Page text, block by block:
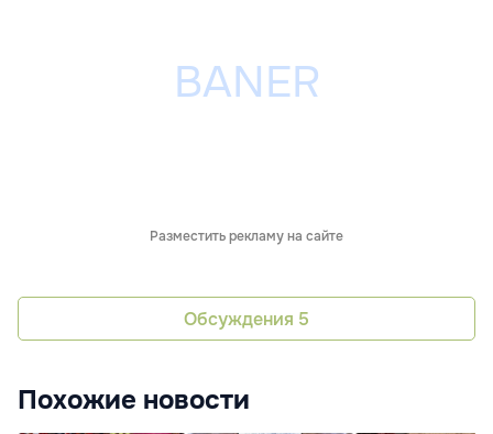
Разместить рекламу на сайте
Обсуждения 5
Похожие новости